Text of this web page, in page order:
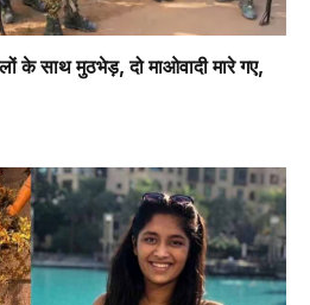
के साथ मुठभेड़, दो माओवादी मारे गए,